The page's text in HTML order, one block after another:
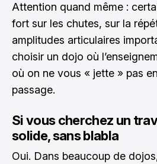
Attention quand même :
fort sur les chutes, sur la
amplitudes articulaires
choisir un dojo où
où on ne vous « jette » pas
passage.
Si vous cherchez un
solide, sans blabla
Oui. Dans beaucoup de